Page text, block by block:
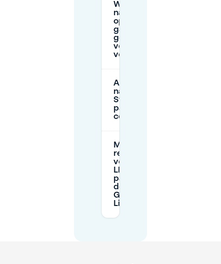
Welke
nabijgelegen
openbare
garages zijn
geschikt
voor langere
verblijven?
Accepteren
nabijgelegen
Stad Gent-
parkeergarages
contant geld?
Moet ik me
registreren
voor Gent’s
LEZ bij
parkeren in
de buurt van
Gent
Lippensplein?